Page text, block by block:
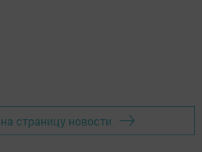
страницу новости